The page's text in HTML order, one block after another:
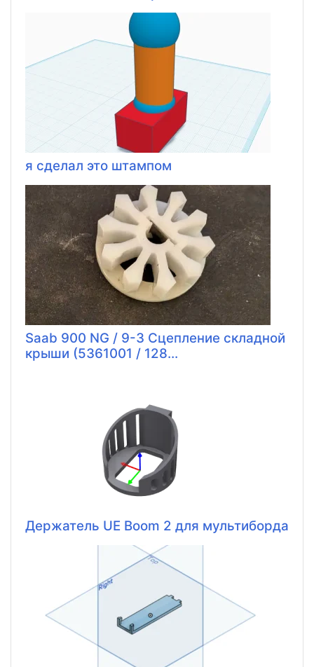
я сделал это штампом
Saab 900 NG / 9-3 Сцепление складной
крыши (5361001 / 128...
Держатель UE Boom 2 для мультиборда